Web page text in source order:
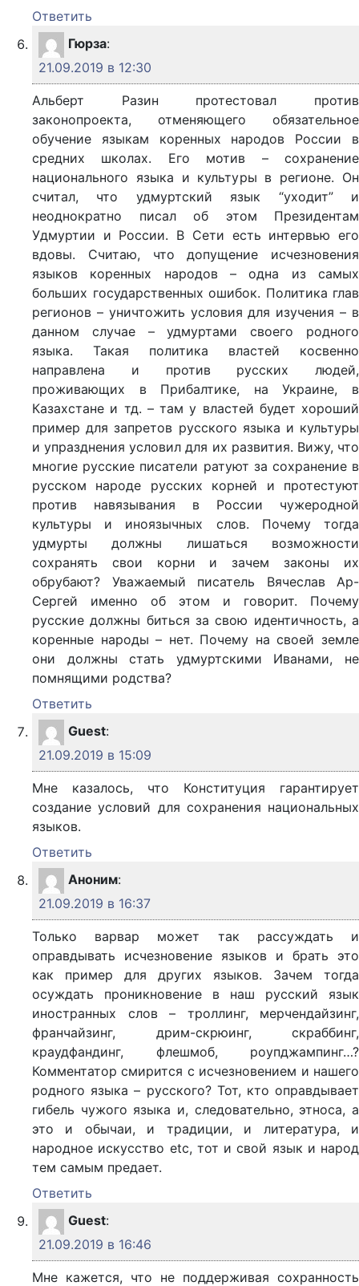
Ответить
Гюрза:
21.09.2019 в 12:30
Альберт Разин протестовал против
законопроекта, отменяющего обязательное
обучение языкам коренных народов России в
средних школах. Его мотив – сохранение
национального языка и культуры в регионе. Он
считал, что удмуртский язык “уходит” и
неоднократно писал об этом Президентам
Удмуртии и России. В Сети есть интервью его
вдовы. Считаю, что допущение исчезновения
языков коренных народов – одна из самых
больших государственных ошибок. Политика глав
регионов – уничтожить условия для изучения – в
данном случае – удмуртами своего родного
языка. Такая политика властей косвенно
направлена и против русских людей,
проживающих в Прибалтике, на Украине, в
Казахстане и тд. – там у властей будет хороший
пример для запретов русского языка и культуры
и упразднения условил для их развития. Вижу, что
многие русские писатели ратуют за сохранение в
русском народе русских корней и протестуют
против навязывания в России чужеродной
культуры и иноязычных слов. Почему тогда
удмурты должны лишаться возможности
сохранять свои корни и зачем законы их
обрубают? Уважаемый писатель Вячеслав Ар-
Сергей именно об этом и говорит. Почему
русские должны биться за свою идентичность, а
коренные народы – нет. Почему на своей земле
они должны стать удмуртскими Иванами, не
помнящими родства?
Ответить
Guest:
21.09.2019 в 15:09
Мне казалось, что Конституция гарантирует
создание условий для сохранения национальных
языков.
Ответить
Аноним:
21.09.2019 в 16:37
Только варвар может так рассуждать и
оправдывать исчезновение языков и брать это
как пример для других языков. Зачем тогда
осуждать проникновение в наш русский язык
иностранных слов – троллинг, мерчендайзинг,
франчайзинг, дрим-скрюинг, скраббинг,
краудфандинг, флешмоб, роупджампинг…?
Комментатор смирится с исчезновением и нашего
родного языка – русского? Тот, кто оправдывает
гибель чужого языка и, следовательно, этноса, а
это и обычаи, и традиции, и литература, и
народное искусство etc, тот и свой язык и народ
тем самым предает.
Ответить
Guest:
21.09.2019 в 16:46
Мне кажется, что не поддерживая сохранность